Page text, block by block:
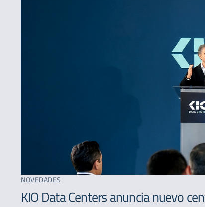
NOVEDADES
KIO Data Centers anuncia nuevo